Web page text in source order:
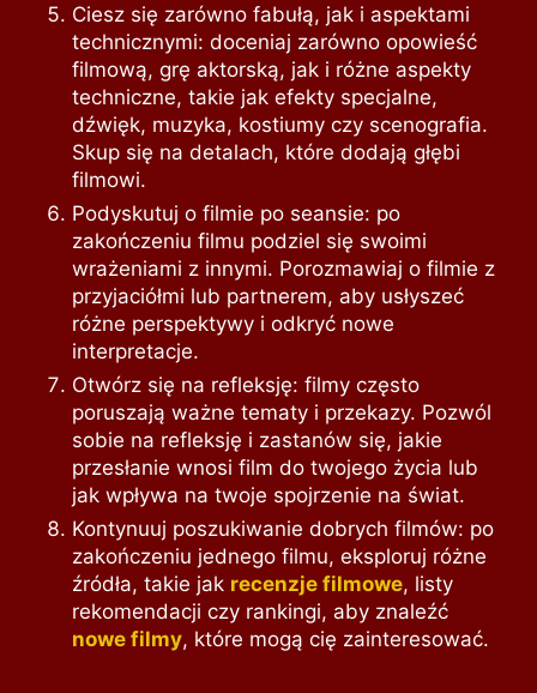
Ciesz się zarówno fabułą, jak i aspektami
technicznymi: doceniaj zarówno opowieść
filmową, grę aktorską, jak i różne aspekty
techniczne, takie jak efekty specjalne,
dźwięk, muzyka, kostiumy czy scenografia.
Skup się na detalach, które dodają głębi
filmowi.
Podyskutuj o filmie po seansie: po
zakończeniu filmu podziel się swoimi
wrażeniami z innymi. Porozmawiaj o filmie z
przyjaciółmi lub partnerem, aby usłyszeć
różne perspektywy i odkryć nowe
interpretacje.
Otwórz się na refleksję: filmy często
poruszają ważne tematy i przekazy. Pozwól
sobie na refleksję i zastanów się, jakie
przesłanie wnosi film do twojego życia lub
jak wpływa na twoje spojrzenie na świat.
Kontynuuj poszukiwanie dobrych filmów: po
zakończeniu jednego filmu, eksploruj różne
źródła, takie jak recenzje filmowe, listy
rekomendacji czy rankingi, aby znaleźć
nowe filmy, które mogą cię zainteresować.